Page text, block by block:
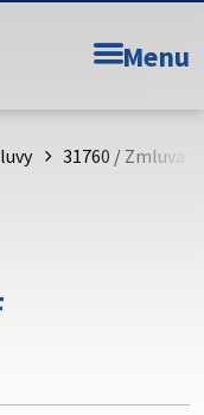
informácie iba
stránka
webového sídla.
Menu
31760 / Zmluva